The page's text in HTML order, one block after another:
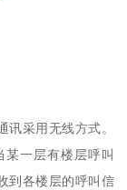
采用无线方式。
一层有楼层呼叫
到各楼层的呼叫信